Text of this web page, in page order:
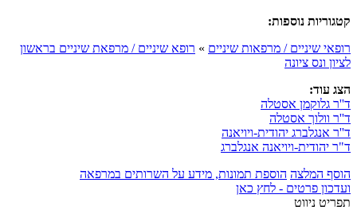
קטגוריות נוספות:
רופאי שיניים / מרפאות שיניים » רופא שיניים / מרפאת שיניים בראשון
לציון ונס ציונה
הצג עוד:
ד''ר גלוקמן אסטלה
ד''ר וולוך אסטלה
ד''ר אנגלברג יהודית-ויויאנה
ד"ר יהודית-ויויאנה אנגלברג
הוסף המלצה הוספת תמונות, מידע על השרותים במרפאה
ועדכון פרטים - לחץ כאן
תפריט ניווט